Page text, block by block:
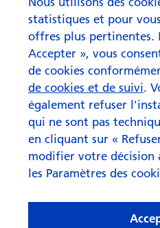
statistiques et pour
offres plus pertinentes.
Accepter », vous
de cookies
de cookies et de suivi.
également refuser
qui ne sont pas
en cliquant sur «
modifier votre décision
les Paramètres des